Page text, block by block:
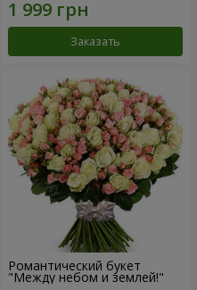
Заказать
Романтический букет
"Между небом и землей!"